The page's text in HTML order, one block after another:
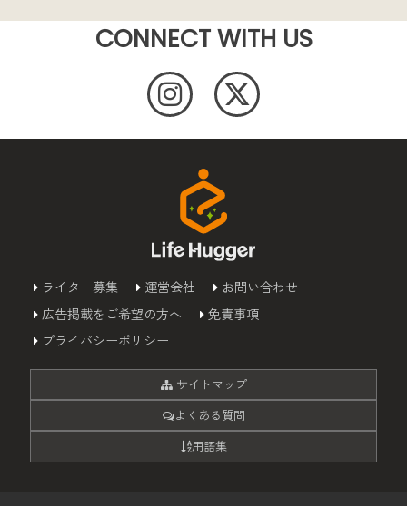
CONNECT WITH US
ライター募集 運営会社
お問い合わせ
広告掲載をご希望の方へ
免責事項
プライバシーポリシー
サイトマップ
よくある質問
用語集